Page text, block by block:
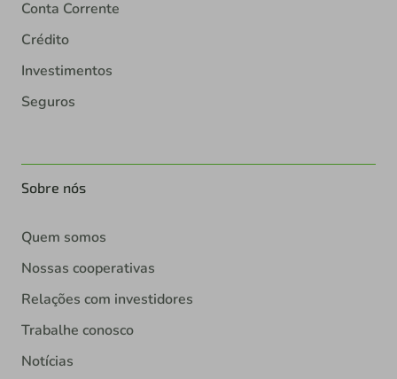
Conta Corrente
Crédito
Investimentos
Seguros
Sobre nós
Quem somos
Nossas cooperativas
Relações com investidores
Trabalhe conosco
Notícias